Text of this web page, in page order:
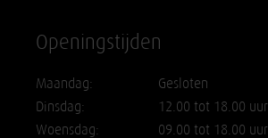
Openingstijden
Maandag:
Gesloten
Dinsdag:
12.00 tot 18.00 uur
Woensdag:
09.00 tot 18.00 uur